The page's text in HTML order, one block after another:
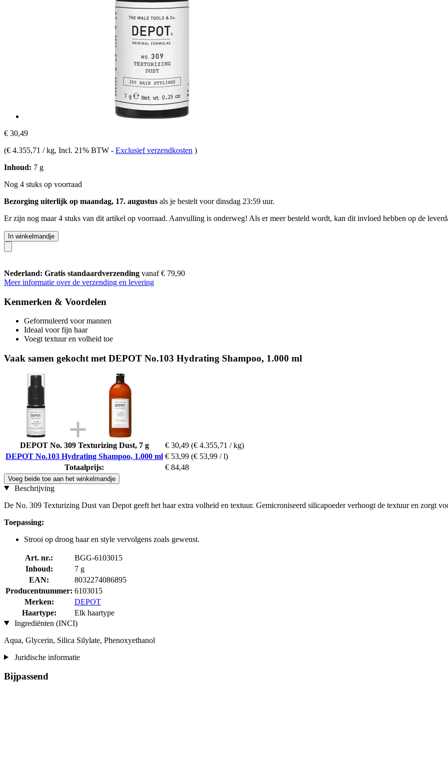
€ 30,49
(€ 4.355,71 / kg, Incl. 21% BTW - Exclusief verzendkosten )
Inhoud: 7 g
Nog 4 stuks op voorraad
Bezorging uiterlijk op maandag, 17. augustus als je bestelt voordinsdag 23:59 uur.
Er zijn nog maar 4 stuks van dit artikel op voorraad. Aanvulling is onderweg! Als er meer besteld wordt, kan dit invloed hebben op de
In winkelmandje
Nederland: Gratis standaardverzending vanaf € 79,90
Meer informatie over de verzending en levering
Kenmerken & Voordelen
Geformuleerd voor mannen
Ideaal voor fijn haar
Voegt textuur en volheid toe
Vaak samen gekocht met DEPOT No.103 Hydrating Shampoo, 1.000 ml
DEPOT No. 309 Texturizing Dust, 7 g € 30,49 (€ 4.355,71 / kg)
DEPOT No.103 Hydrating Shampoo, 1.000 ml € 53,99 (€ 53,99 / l)
Totaalprijs:
€ 84,48
Voeg beide toe aan het winkelmandje
Beschrijving
De No. 309 Texturizing Dust van Depot geeft het haar extra volheid en textuur. Gemicroniseerd silicapoeder verhoogt de textuur en zorgt
Toepassing:
Strooi op droog haar en style vervolgens zoals gewenst.
Art. nr.:
BGG-6103015
Inhoud:
7 g
EAN:
8032274086895
Producentnummer: 6103015
Merken:
DEPOT
Haartype:
Elk haartype
Ingrediënten (INCI)
Aqua, Glycerin, Silica Silylate, Phenoxyethanol
Juridische informatie
Bijpassend